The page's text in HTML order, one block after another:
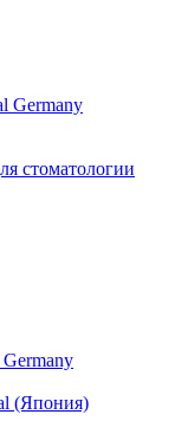
Germany
стоматологии
(Япония)